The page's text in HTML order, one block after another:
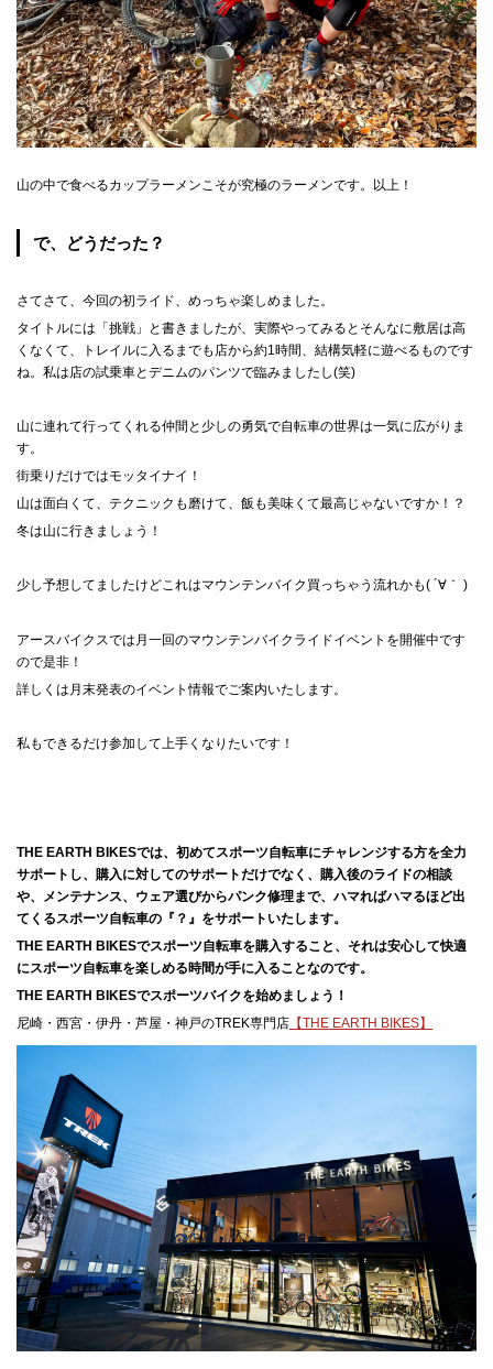
山の中で食べるカップラーメンこそが究極のラーメンです。以上！
で、どうだった？
さてさて、今回の初ライド、めっちゃ楽しめました。
タイトルには「挑戦」と書きましたが、実際やってみるとそんなに敷居は高
くなくて、トレイルに入るまでも店から約1 時間、結構気軽に遊べるものです
ね。私は店の試乗車とデニムのパンツで臨みましたし(笑)
山に連れて行ってくれる仲間と少しの勇気で自転車の世界は一気に広がりま
す。
街乗りだけではモッタイナイ！
山は面白くて、テクニックも磨けて、飯も美味くて最高じゃないですか！？
冬は山に行きましょう！
少し予想してましたけどこれはマウンテンバイク買っちゃう流れかも( ´∀｀ )
アースバイクスでは月一回のマウンテンバイクライドイベントを開催中です
ので是非！
詳しくは月末発表のイベント情報でご案内いたします。
私もできるだけ参加して上手くなりたいです！
THE EARTH BIKESでは、初めてスポーツ自転車にチャレンジする方を全力
サポートし、 購入に対してのサポートだけでなく、購入後のライドの相談
や、メンテナンス、ウェア選びからパンク修理まで、ハマればハマるほど出
てくるスポーツ自転車の『？』をサポートいたします。
THE EARTH BIKESでスポーツ自転車を購入すること、それは安心して快適
にスポーツ自転車を楽しめる時間が手に入ることなのです。
THE EARTH BIKESでスポーツバイクを始めましょう！
尼崎・西宮・伊丹・芦屋・神戸のTREK専門店 【THE EARTH BIKES】